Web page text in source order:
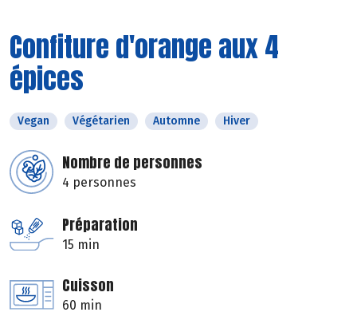
Confiture d'orange aux 4
épices
Vegan Végétarien Automne Hiver
Nombre de personnes
4 personnes
Préparation
15 min
Cuisson
60 min